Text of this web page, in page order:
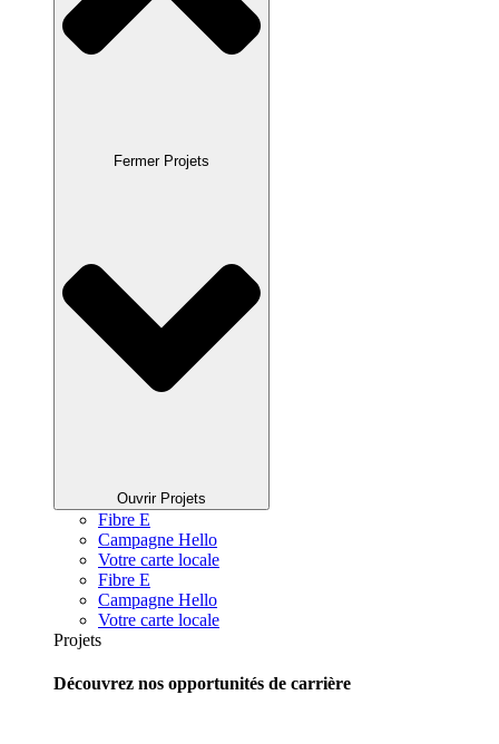
Fermer Projets
Ouvrir Projets
Fibre E
Campagne Hello
Votre carte locale
Fibre E
Campagne Hello
Votre carte locale
Projets
Découvrez nos opportunités de carrière